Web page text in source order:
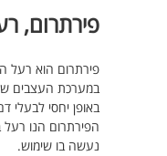
פירתרום,
פירתרום הוא רעל
במערכת העצבים
באופן יחסי לבעלי
הפירתרום הנו
נעשה בו שימוש.